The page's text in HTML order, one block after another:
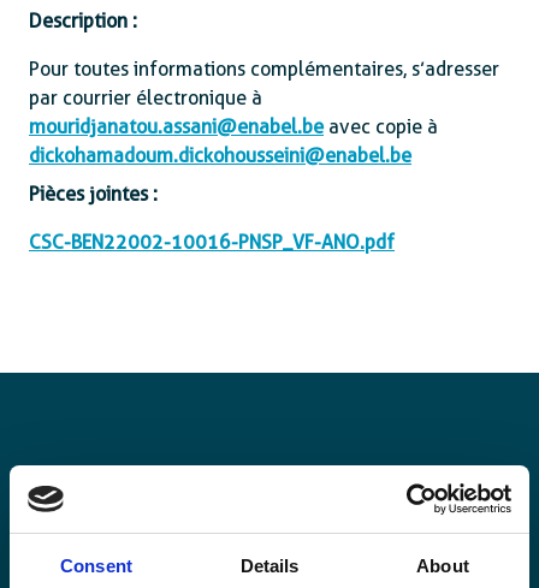
Consent Details About
Description :
Pour toutes informations complémentaires, s’adresser
par courrier électronique à
mouridjanatou.assani@enabel.beavec copie à
dickohamadoum.dickohousseini@enabel.be
Pièces jointes :
CSC-BEN22002-10016-PNSP_VF-ANO.pdf
Restez informé·es
matière de coopération au développement.